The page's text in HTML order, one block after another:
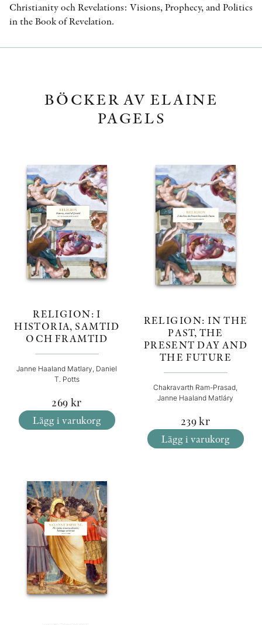
Christianity och Revelations: Visions, Prophecy, and Politics
in the Book of Revelation.
BÖCKER AV ELAINE
PAGELS
RELIGION: I
HISTORIA, SAMTID
OCH FRAMTID
Janne Haaland Matlary, Daniel
T. Potts
269 kr
Lägg i varukorg
RELIGION: IN THE
PAST, THE
PRESENT DAY AND
THE FUTURE
Chakravarth Ram-Prasad,
Janne Haaland Matláry
239kr
Lägg i varukorg